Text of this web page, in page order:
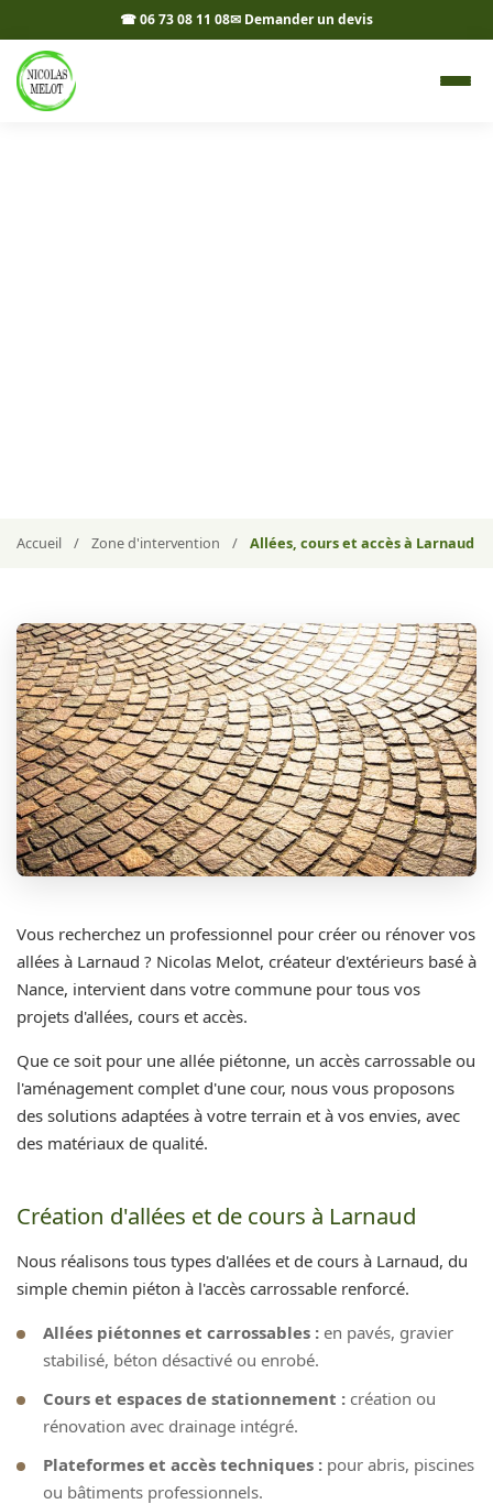
☎ 06 73 08 11 08✉ Demander un devis
Accueil / Zone d'intervention / Allées, cours et accès à Larnaud
Vous recherchez un professionnel pour créer ou rénover vos
allées à Larnaud ? Nicolas Melot, créateur d'extérieurs basé à
Nance, intervient dans votre commune pour tous vos
projets d'allées, cours et accès.
Que ce soit pour une allée piétonne, un accès carrossable ou
l'aménagement complet d'une cour, nous vous proposons
des solutions adaptées à votre terrain et à vos envies, avec
des matériaux de qualité.
Création d'allées et de cours à Larnaud
Nous réalisons tous types d'allées et de cours à Larnaud, du
simple chemin piéton à l'accès carrossable renforcé.
Allées piétonnes et carrossables : en pavés, gravier
stabilisé, béton désactivé ou enrobé.
Cours et espaces de stationnement : création ou
rénovation avec drainage intégré.
Plateformes et accès techniques : pour abris, piscines
ou bâtiments professionnels.